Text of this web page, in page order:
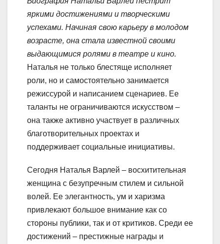
яркими достижениями и творческими
успехами. Начиная свою карьеру в молодом
возрасте, она стала известной своими
выдающимися ролями в театре и кино.
Наталья не только блестяще исполняет
роли, но и самостоятельно занимается
режиссурой и написанием сценариев. Ее
таланты не ограничиваются искусством –
она также активно участвует в различных
благотворительных проектах и
поддерживает социальные инициативы.
Сегодня Наталья Варлей – восхитительная
женщина с безупречным стилем и сильной
волей. Ее элегантность, ум и харизма
привлекают большое внимание как со
стороны публики, так и от критиков. Среди ее
достижений – престижные награды и